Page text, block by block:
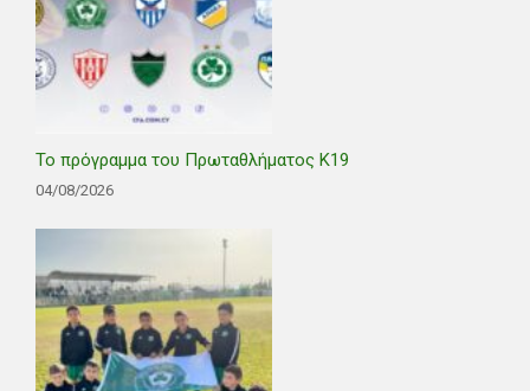
Το πρόγραμμα του Πρωταθλήματος Κ19
04/08/2026